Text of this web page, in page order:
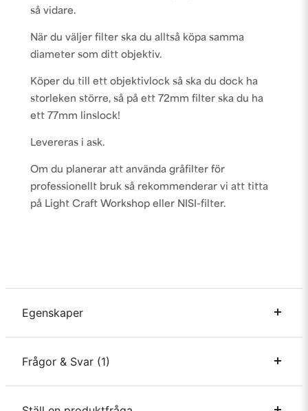
så vidare.
När du väljer filter ska du alltså köpa samma
diameter som ditt objektiv.
Köper du till ett objektivlock så ska du dock ha
storleken större, så på ett 72mm filter ska du ha
ett 77mm linslock!
Levereras i ask.
Om du planerar att använda gråfilter för
professionellt bruk så rekommenderar vi att titta
på Light Craft Workshop eller NISI-filter.
Egenskaper
67mm, 72mm, 77mm, 82mm
Frågor & Svar (1)